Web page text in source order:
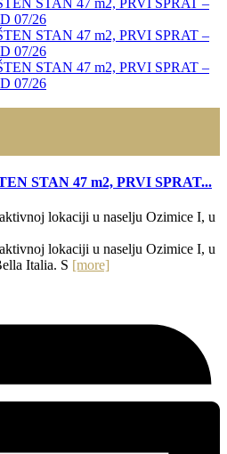
STAN 47 m2, PRVI SPRAT...
lokaciji u naselju Ozimice I, u
lokaciji u naselju Ozimice I, u
Italia. S [more]